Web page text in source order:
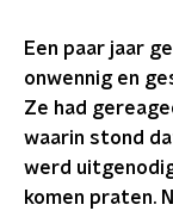
Een paar jaar
onwennig en
Ze had
waarin stond
werd
komen praten.